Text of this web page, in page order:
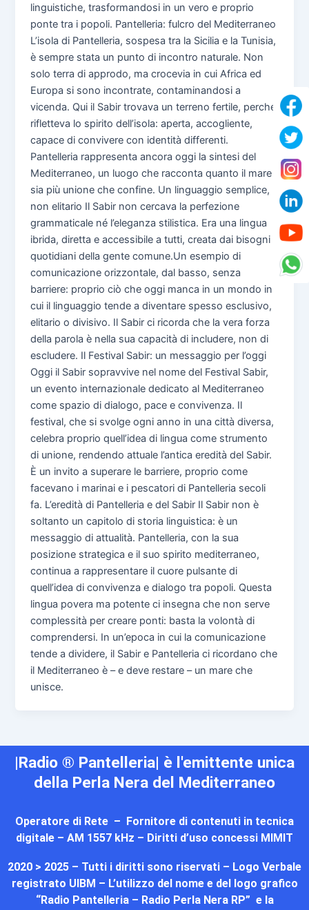
linguistiche, trasformandosi in un vero e proprio
ponte tra i popoli. Pantelleria: fulcro del Mediterraneo
L’isola di Pantelleria, sospesa tra la Sicilia e la Tunisia,
è sempre stata un punto di incontro naturale. Non
solo terra di approdo, ma crocevia in cui Africa ed
Europa si sono incontrate, contaminandosi a
vicenda. Qui il Sabir trovava un terreno fertile, perché
rifletteva lo spirito dell’isola: aperta, accogliente,
capace di convivere con identità differenti.
Pantelleria rappresenta ancora oggi la sintesi del
Mediterraneo, un luogo che racconta quanto il mare
sia più unione che confine. Un linguaggio semplice,
non elitario Il Sabir non cercava la perfezione
grammaticale né l’eleganza stilistica. Era una lingua
ibrida, diretta e accessibile a tutti, creata dai bisogni
quotidiani della gente comune.Un esempio di
comunicazione orizzontale, dal basso, senza
barriere: proprio ciò che oggi manca in un mondo in
cui il linguaggio tende a diventare spesso esclusivo,
elitario o divisivo. Il Sabir ci ricorda che la vera forza
della parola è nella sua capacità di includere, non di
escludere. Il Festival Sabir: un messaggio per l’oggi
Oggi il Sabir sopravvive nel nome del Festival Sabir,
un evento internazionale dedicato al Mediterraneo
come spazio di dialogo, pace e convivenza. Il
festival, che si svolge ogni anno in una città diversa,
celebra proprio quell’idea di lingua come strumento
di unione, rendendo attuale l’antica eredità del Sabir.
È un invito a superare le barriere, proprio come
facevano i marinai e i pescatori di Pantelleria secoli
fa. L’eredità di Pantelleria e del Sabir Il Sabir non è
soltanto un capitolo di storia linguistica: è un
messaggio di attualità. Pantelleria, con la sua
posizione strategica e il suo spirito mediterraneo,
continua a rappresentare il cuore pulsante di
quell’idea di convivenza e dialogo tra popoli. Questa
lingua povera ma potente ci insegna che non serve
complessità per creare ponti: basta la volontà di
comprendersi. In un’epoca in cui la comunicazione
tende a dividere, il Sabir e Pantelleria ci ricordano che
il Mediterraneo è – e deve restare – un mare che
unisce.
|Radio ® Pantelleria| è l'emittente unica
della Perla Nera del Mediterraneo
Operatore di Rete – Fornitore di contenuti in tecnica
digitale – AM 1557 kHz – Diritti d’uso concessi MIMIT
2020 > 2025 – Tutti i diritti sono riservati – Logo Verbale
registrato UIBM – L’utilizzo del nome e del logo grafico
“Radio Pantelleria – Radio Perla Nera RP” e la